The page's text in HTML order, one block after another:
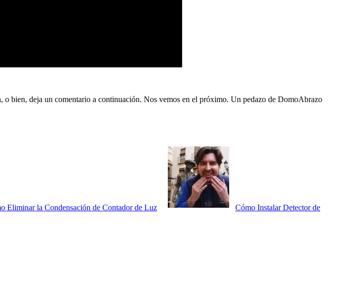
o bien, deja un comentario a continuación. Nos vemos en el próximo. Un pedazo de DomoAbrazo
Eliminar la Condensación de Contador de Luz Cómo Instalar Detector de